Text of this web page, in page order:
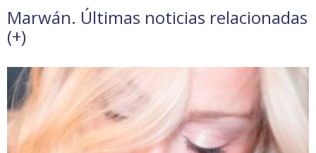
Marwán. Últimas noticias relacionadas
(+)